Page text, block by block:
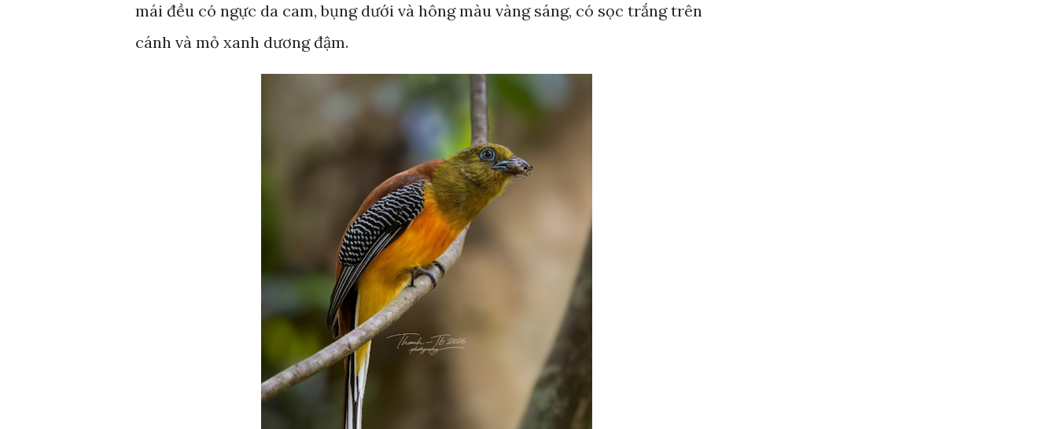
mái đều có ngực da cam, bụng dưới và hông màu vàng sáng, có sọc trắng trên
cánh và mỏ xanh dương đậm.